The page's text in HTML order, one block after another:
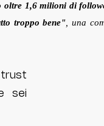
oltre 1,6 milioni di
troppo bene" , una
sei